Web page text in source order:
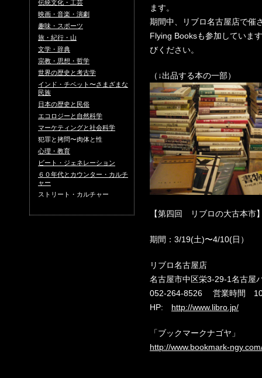
伝統文化・工芸
映画・音楽・演劇
趣味・スポーツ
旅・紀行・山
文学・辞典
宗教・思想・哲学
世界の歴史と考古学
インド・チベット〜さまざまな
民族
日本の歴史と民俗
エコロジーと自然科学
マーケティングと社会科学
犯罪と拷問〜肉体と性
心理・教育
ビート・ジェネレーション
６０年代とカウンター・カルチ
ャー
ストリート・カルチャー
ます。
期間中、リブロ名古屋店で
Flying Booksも参加していま
びください。
（↓出品する本の一部）
【第四回 リブロの大古本市
期間：3/19(土)〜4/10(日）
リブロ名古屋店
名古屋市中区栄3-29-1名古屋
052-264-8526 営業時間
HP: http://www.libro.jp/
「ブックマークナゴヤ」
http://www.bookmark-